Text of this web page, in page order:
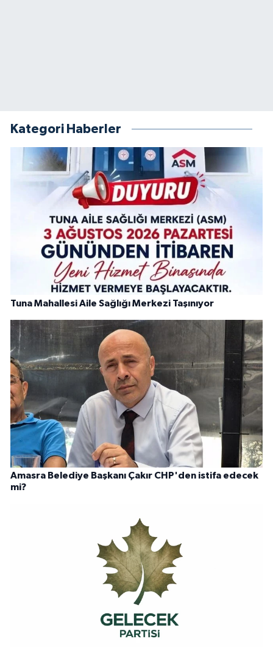
Kategori Haberler
Tuna Mahallesi Aile Sağlığı Merkezi Taşınıyor
Amasra Belediye Başkanı Çakır CHP'den istifa edecek
mi?